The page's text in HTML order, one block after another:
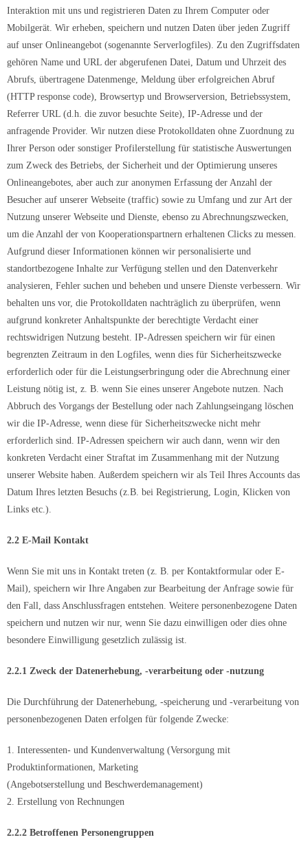
Interaktion mit uns und registrieren Daten zu Ihrem Computer oder
Mobilgerät. Wir erheben, speichern und nutzen Daten über jeden Zugriff
auf unser Onlineangebot (sogenannte Serverlogfiles). Zu den Zugriffsdaten
gehören Name und URL der abgerufenen Datei, Datum und Uhrzeit des
Abrufs, übertragene Datenmenge, Meldung über erfolgreichen Abruf
(HTTP response code), Browsertyp und Browserversion, Betriebssystem,
Referrer URL (d.h. die zuvor besuchte Seite), IP-Adresse und der
anfragende Provider. Wir nutzen diese Protokolldaten ohne Zuordnung zu
Ihrer Person oder sonstiger Profilerstellung für statistische Auswertungen
zum Zweck des Betriebs, der Sicherheit und der Optimierung unseres
Onlineangebotes, aber auch zur anonymen Erfassung der Anzahl der
Besucher auf unserer Webseite (traffic) sowie zu Umfang und zur Art der
Nutzung unserer Webseite und Dienste, ebenso zu Abrechnungszwecken,
um die Anzahl der von Kooperationspartnern erhaltenen Clicks zu messen.
Aufgrund dieser Informationen können wir personalisierte und
standortbezogene Inhalte zur Verfügung stellen und den Datenverkehr
analysieren, Fehler suchen und beheben und unsere Dienste verbessern. Wir
behalten uns vor, die Protokolldaten nachträglich zu überprüfen, wenn
aufgrund konkreter Anhaltspunkte der berechtigte Verdacht einer
rechtswidrigen Nutzung besteht. IP-Adressen speichern wir für einen
begrenzten Zeitraum in den Logfiles, wenn dies für Sicherheitszwecke
erforderlich oder für die Leistungserbringung oder die Abrechnung einer
Leistung nötig ist, z. B. wenn Sie eines unserer Angebote nutzen. Nach
Abbruch des Vorgangs der Bestellung oder nach Zahlungseingang löschen
wir die IP-Adresse, wenn diese für Sicherheitszwecke nicht mehr
erforderlich sind. IP-Adressen speichern wir auch dann, wenn wir den
konkreten Verdacht einer Straftat im Zusammenhang mit der Nutzung
unserer Website haben. Außerdem speichern wir als Teil Ihres Accounts das
Datum Ihres letzten Besuchs (z.B. bei Registrierung, Login, Klicken von
Links etc.).
2.2 E-Mail Kontakt
Wenn Sie mit uns in Kontakt treten (z. B. per Kontaktformular oder E-
Mail), speichern wir Ihre Angaben zur Bearbeitung der Anfrage sowie für
den Fall, dass Anschlussfragen entstehen. Weitere personenbezogene Daten
speichern und nutzen wir nur, wenn Sie dazu einwilligen oder dies ohne
besondere Einwilligung gesetzlich zulässig ist.
2.2.1 Zweck der Datenerhebung, -verarbeitung oder -nutzung
Die Durchführung der Datenerhebung, -speicherung und -verarbeitung von
personenbezogenen Daten erfolgen für folgende Zwecke:
1. Interessenten- und Kundenverwaltung (Versorgung mit
Produktinformationen, Marketing
(Angebotserstellung und Beschwerdemanagement)
2. Erstellung von Rechnungen
2.2.2 Betroffenen Personengruppen